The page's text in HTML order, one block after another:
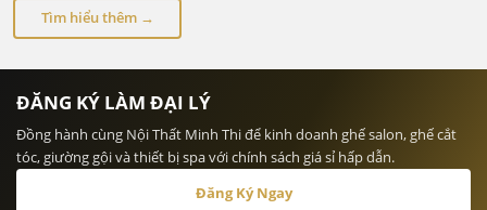
Tìm hiểu thêm →
ĐĂNG KÝ LÀM ĐẠI LÝ
Đồng hành cùng Nội Thất Minh Thi để kinh doanh ghế salon, ghế cắt
tóc, giường gội và thiết bị spa với chính sách giá sỉ hấp dẫn.
Đăng Ký Ngay